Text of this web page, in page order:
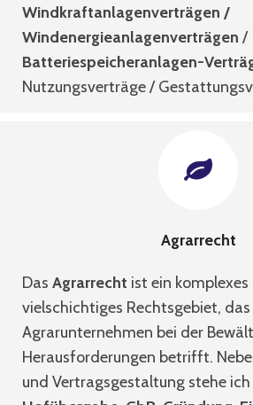
Windkraftanlagenverträgen /
Windenergieanlagenverträgen /
Batteriespeicheranlagen-
Nutzungsverträge /
Agrarrecht
Das Agrarrecht ist ein komplexes
vielschichtiges Rechtsgebiet,
Agrarunternehmen bei der
Herausforderungen betrifft.
und Vertragsgestaltung stehe